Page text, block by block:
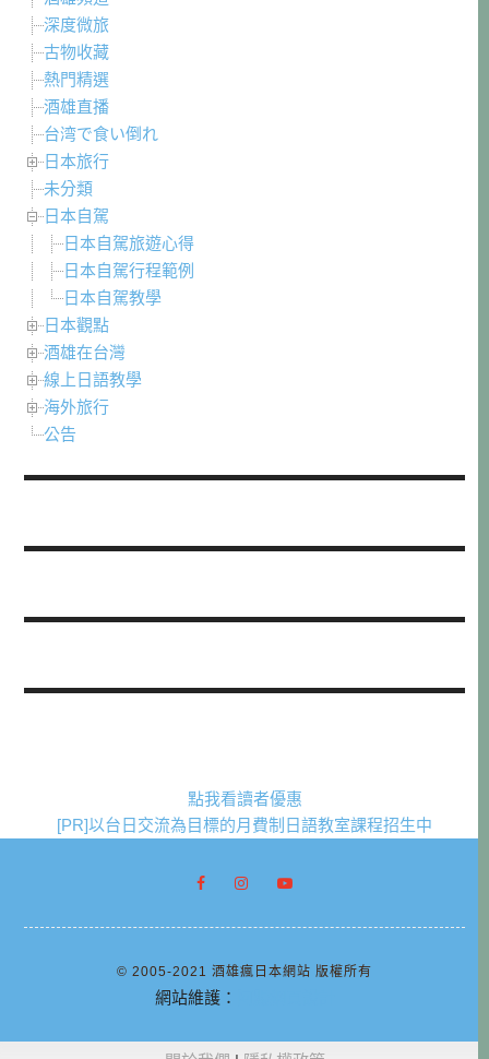
深度微旅
古物收藏
熱門精選
酒雄直播
台湾で食い倒れ
日本旅行
未分類
日本自駕
日本自駕旅遊心得
日本自駕行程範例
日本自駕教學
日本觀點
酒雄在台灣
線上日語教學
海外旅行
公告
點我看讀者優惠
[PR]以台日交流為目標的月費制日語教室課程招生中
© 2005-2021 酒雄瘋日本網站 版權所有
網站維護：